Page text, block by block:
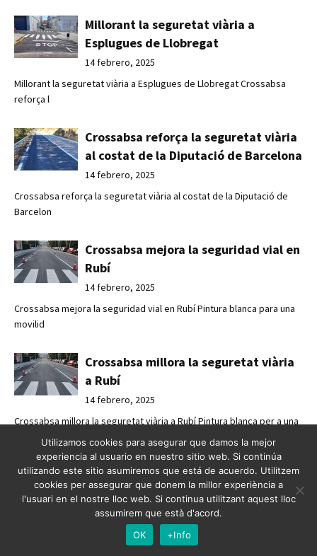
Millorant la seguretat viària a
Esplugues de Llobregat
14 febrero, 2025
Millorant la seguretat viària a Esplugues de Llobregat Crossabsa
reforça l
Crossabsa reforça la seguretat viària
al costat de la Diputació de Barcelona
14 febrero, 2025
Crossabsa reforça la seguretat viària al costat de la Diputació de
Barcelon
Crossabsa mejora la seguridad vial en
Rubí
14 febrero, 2025
Crossabsa mejora la seguridad vial en Rubí Pintura blanca para una
movilid
Crossabsa millora la seguretat viària
a Rubí
14 febrero, 2025
Crossabsa millora la seguretat viària a Rubí Pintura blanca per a una
Senyalització a la terminal de creuers
de Barcelona
14 febrero, 2025
Senyalització a la terminal de creuers de Barcelona Senyalització
Utilizamos cookies para asegurar que damos la mejor
experiencia al usuario en nuestro sitio web. Si continúa
utilizando este sitio asumiremos que está de acuerdo. Utilitzem
cookies per assegurar que donem la millor experiència a
l'usuari en el nostre lloc web. Si continua utilitzant aquest lloc
assumirem que està d'acord.
OK
+Info